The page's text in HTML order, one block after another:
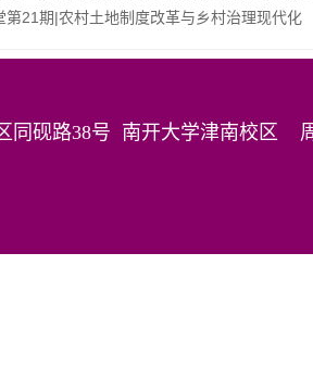
第21期|农村土地制度改革与乡村治理现代化
同砚路38号 南开大学津南校区